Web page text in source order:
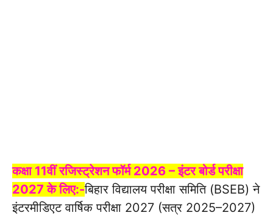
कक्षा 11वीं रजिस्ट्रेशन फॉर्म 2026 – इंटर बोर्ड परीक्षा
2027 के लिए:-बिहार विद्यालय परीक्षा समिति (BSEB) ने
इंटरमीडिएट वार्षिक परीक्षा 2027 (सत्र 2025–2027)